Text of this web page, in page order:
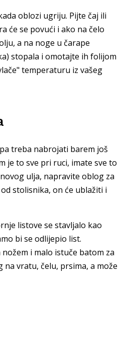
oblozi ugriju. Pijte čaj ili
će se povući i ako na čelo
a na noge u čarape
stopala i omotajte ih folijom
temperaturu iz vašeg
treba nabrojati barem još
je to sve pri ruci, imate sve to
ulja, napravite oblog za
stolisnika, on će ublažiti i
listove se stavljalo kao
bi se odlijepio list.
i malo istuče batom za
vratu, čelu, prsima, a može